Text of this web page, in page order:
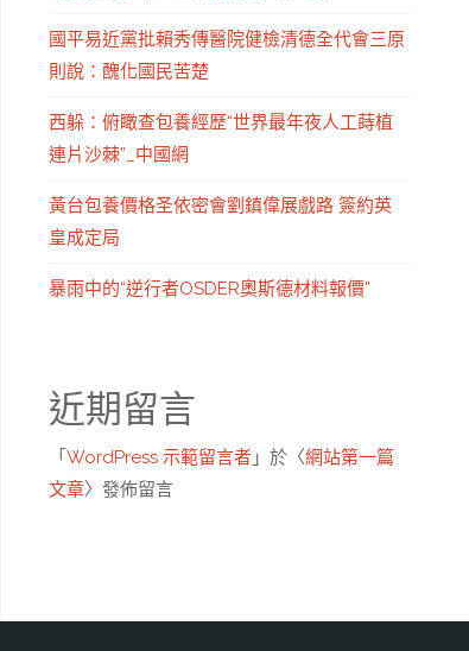
國平易近黨批賴秀傳醫院健檢清德全代會三原
則說：醜化國民苦楚
西躲：俯瞰查包養經歷“世界最年夜人工蒔植
連片沙棘”_中國網
黃台包養價格圣依密會劉鎮偉展戲路 簽約英
皇成定局
暴雨中的“逆行者OSDER奧斯德材料報價”
近期留言
「WordPress 示範留言者 」於〈網站第一篇
文章〉發佈留言